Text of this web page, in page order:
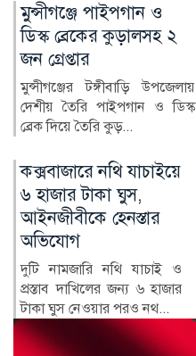
বিল-বন্ডে বিনিয়োগে
ব্যাংকের মুনাফায় উল্লম্ফন,
চাপে খেলাপিরা
দেশের শেয়ারবাজারে তালিকাভুক্ত
ব্যাংকগুলোর বড় একটি অংশ
চলতি বছরের প্রথম ছয়...
বরগুনায় ছুটির দিনে
সাবরেজিস্ট্রার কার্যালয়ে
কাজের অভিযোগ
সরকারি ছুটির দিনে বরগুনা
জেলা সাবরেজিস্ট্রার কার্যালয়ে
বালাম ও রেজিস্ট্রার খা...